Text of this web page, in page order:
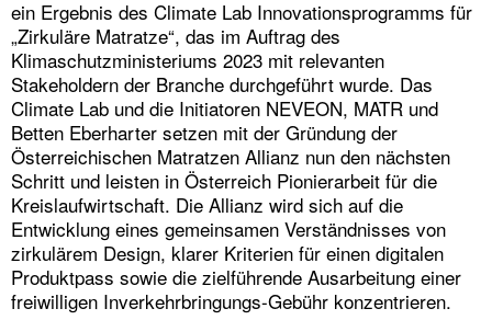
ein Ergebnis des Climate Lab Innovationsprogramms für
„Zirkuläre Matratze“, das im Auftrag des
Klimaschutzministeriums 2023 mit relevanten
Stakeholdern der Branche durchgeführt wurde. Das
Climate Lab und die Initiatoren NEVEON, MATR und
Betten Eberharter setzen mit der Gründung der
Österreichischen Matratzen Allianz nun den nächsten
Schritt und leisten in Österreich Pionierarbeit für die
Kreislaufwirtschaft. Die Allianz wird sich auf die
Entwicklung eines gemeinsamen Verständnisses von
zirkulärem Design, klarer Kriterien für einen digitalen
Produktpass sowie die zielführende Ausarbeitung einer
freiwilligen Inverkehrbringungs-Gebühr konzentrieren.